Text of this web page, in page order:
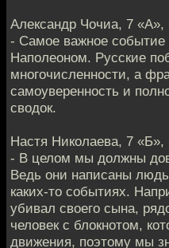
Александр Чочиа, 7
- Самое важное
Наполеоном. Русские
многочисленности, а
самоуверенность и
сводок.
Настя Николаева, 7
- В целом мы должны
Ведь они написаны
каких-то событиях.
убивал своего сына,
человек с блокнотом,
движения, поэтому мы